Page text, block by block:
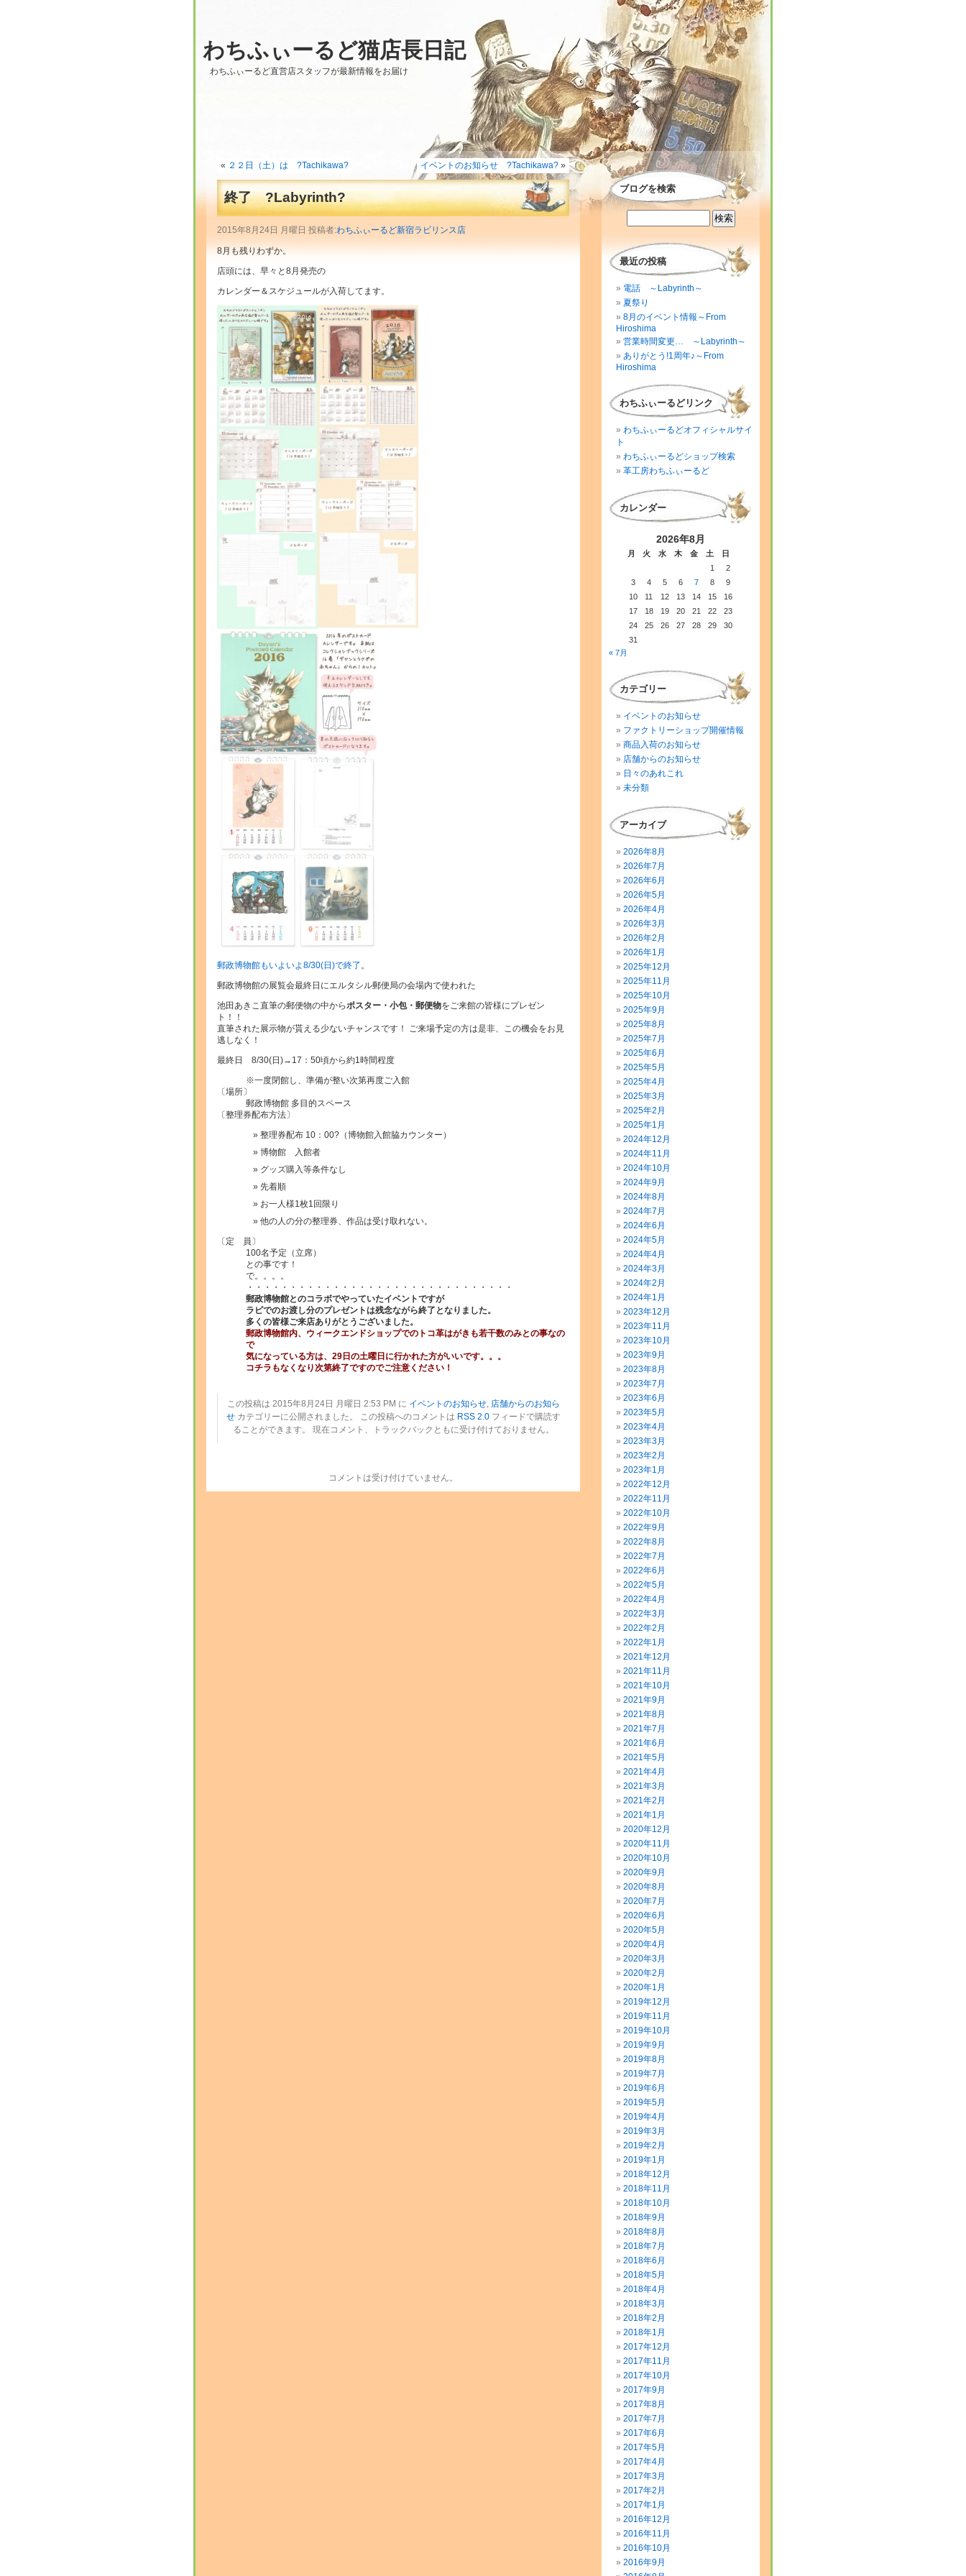
わちふぃーるど猫店長日記
わちふぃーるど直営店スタッフが最新情報をお届け
« ２２日（土）は ?Tachikawa? イベントのお知らせ ?Tachikawa? »
終了 ?Labyrinth?
2015年8月24日 月曜日 投稿者:わちふぃーるど新宿ラビリンス店
8月も残りわずか。
店頭には、早々と8月発売の
カレンダー＆スケジュールが入荷してます。
郵政博物館もいよいよ8/30(日)で終了 。
郵政博物館の展覧会最終日にエルタシル郵便局の会場内で使われた
池田あきこ直筆の郵便物の中からポスター・小包・郵便物をご来館の皆様にプレゼン
ト！！
直筆された展示物が貰える少ないチャンスです！ ご来場予定の方は是非、この機会をお見
逃しなく！
最終日 8/30(日)→17：50頃から約1時間程度
※一度閉館し、準備が整い次第再度ご入館
〔場所〕
郵政博物館 多目的スペース
〔整理券配布方法〕
整理券配布 10：00?（博物館入館脇カウンター）
博物館 入館者
グッズ購入等条件なし
先着順
お一人様1枚1回限り
他の人の分の整理券、作品は受け取れない。
〔定 員〕
100名予定（立席）
との事です！
で。。。。
・・・・・・・・・・・・・・・・・・・・・・・・・・・・・・・
郵政博物館とのコラボでやっていたイベントですが
ラビでのお渡し分のプレゼントは残念ながら終了となりました。
多くの皆様ご来店ありがとうございました。
郵政博物館内、ウィークエンドショップでのトコ革はがきも若干数のみとの事なの
で
気になっている方は、29日の土曜日に行かれた方がいいです。。。
コチラもなくなり次第終了ですのでご注意ください！
この投稿は 2015年8月24日 月曜日 2:53 PM に イベントのお知らせ, 店舗からのお知ら
せ カテゴリーに公開されました。 この投稿へのコメントは RSS 2.0 フィードで購読す
ることができます。 現在コメント、トラックバックともに受け付けておりません。
コメントは受け付けていません。
ブログを検索
最近の投稿
電話 ～Labyrinth～
夏祭り
8月のイベント情報～From
Hiroshima
営業時間変更… ～Labyrinth～
ありがとう!1周年♪～From
Hiroshima
わちふぃーるどリンク
わちふぃーるどオフィシャルサイ
ト
わちふぃーるどショップ検索
革工房わちふぃーるど
カレンダー
2026年8月
月 火 水 木 金 土
日
1
2
3
4 5 6 7 8
9
10
11 12 13 14 15
16
17
18 19 20 21 22
23
24
25 26 27 28 29
30
31
« 7月
カテゴリー
イベントのお知らせ
ファクトリーショップ開催情報
商品入荷のお知らせ
店舗からのお知らせ
日々のあれこれ
未分類
アーカイブ
2026年8月
2026年7月
2026年6月
2026年5月
2026年4月
2026年3月
2026年2月
2026年1月
2025年12月
2025年11月
2025年10月
2025年9月
2025年8月
2025年7月
2025年6月
2025年5月
2025年4月
2025年3月
2025年2月
2025年1月
2024年12月
2024年11月
2024年10月
2024年9月
2024年8月
2024年7月
2024年6月
2024年5月
2024年4月
2024年3月
2024年2月
2024年1月
2023年12月
2023年11月
2023年10月
2023年9月
2023年8月
2023年7月
2023年6月
2023年5月
2023年4月
2023年3月
2023年2月
2023年1月
2022年12月
2022年11月
2022年10月
2022年9月
2022年8月
2022年7月
2022年6月
2022年5月
2022年4月
2022年3月
2022年2月
2022年1月
2021年12月
2021年11月
2021年10月
2021年9月
2021年8月
2021年7月
2021年6月
2021年5月
2021年4月
2021年3月
2021年2月
2021年1月
2020年12月
2020年11月
2020年10月
2020年9月
2020年8月
2020年7月
2020年6月
2020年5月
2020年4月
2020年3月
2020年2月
2020年1月
2019年12月
2019年11月
2019年10月
2019年9月
2019年8月
2019年7月
2019年6月
2019年5月
2019年4月
2019年3月
2019年2月
2019年1月
2018年12月
2018年11月
2018年10月
2018年9月
2018年8月
2018年7月
2018年6月
2018年5月
2018年4月
2018年3月
2018年2月
2018年1月
2017年12月
2017年11月
2017年10月
2017年9月
2017年8月
2017年7月
2017年6月
2017年5月
2017年4月
2017年3月
2017年2月
2017年1月
2016年12月
2016年11月
2016年10月
2016年9月